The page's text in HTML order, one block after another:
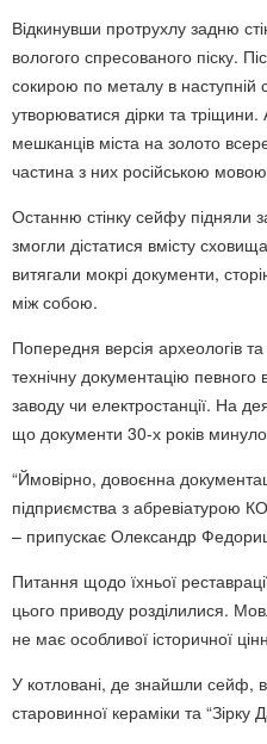
Відкинувши протрухлу задню
вологого спресованого піску.
сокирою по металу в наступній
утворюватися дірки та
мешканців міста на золото
частина з них російською
Останню стінку сейфу підняли
змогли дістатися вмісту
витягали мокрі документи,
між собою.
Попередня версія археологів
технічну документацію певного
заводу чи електростанції. На
що документи 30-х років
“Ймовірно, довоєнна
підприємства з абревіатурою
– припускає Олександр
Питання щодо їхньої
цього приводу розділилися.
не має особливої історичної
У котловані, де знайшли сейф,
старовинної кераміки та “Зірку